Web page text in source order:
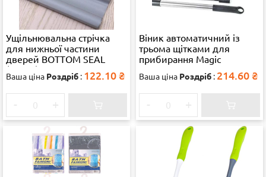
Ущільнювальна стрічка
для нижньої частини
дверей BOTTOM SEAL
(34341) 38315
Ваша ціна Роздріб : 122.10 ₴
Віник автоматичний із
трьома щітками для
прибирання Magic
Sweeper STYLE-14
Ваша ціна Роздріб : 214.60 ₴